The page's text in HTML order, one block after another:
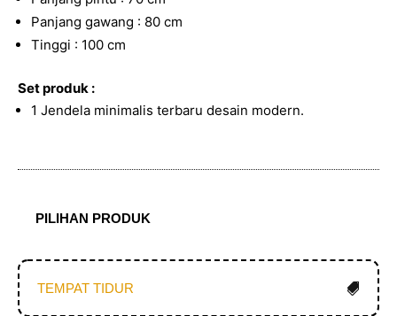
Panjang gawang : 80 cm
Tinggi : 100 cm
Set produk :
1 Jendela minimalis terbaru desain modern.
PILIHAN PRODUK
TEMPAT TIDUR